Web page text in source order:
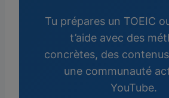
Tu prépares un TOEIC
t’aide avec des
concrètes, des
une communauté
YouTube.